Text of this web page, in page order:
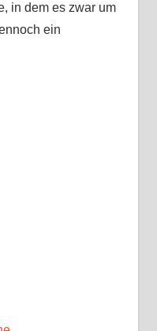
in dem es zwar um
ein